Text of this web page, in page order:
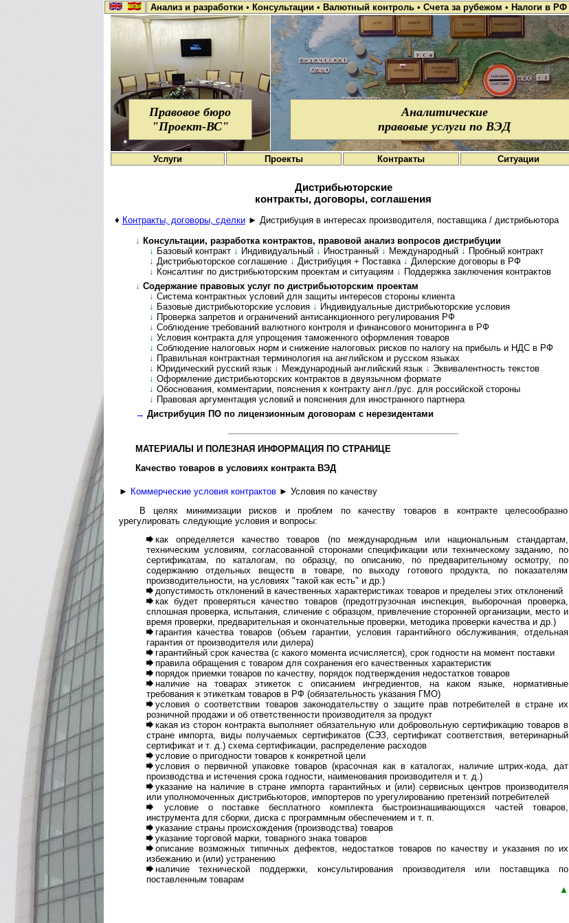
Анализ и разработки • Консультации • Валютный контроль • Счета за рубежом • Налоги в РФ
Правовое бюро
"Проект-ВС"
Аналитические
правовые услуги по ВЭД
Услуги Проекты Контракты Ситуации
Дистрибьюторские
контракты, договоры, соглашения
♦ Контракты, договоры, сделки► Дистрибуция в интересах производителя, поставщика / дистрибьютора
↓ Консультации, разработка контрактов, пра­во­вой ана­лиз воп­ро­сов дист­ри­буции
↓ Базовый контракт ↓ Индивидуальный ↓ Иностранный ↓ Международный ↓ Пробный контракт
↓ Дистрибьюторское соглашение ↓ Дистрибуция + Поставка ↓ Дилерские договоры в РФ
↓ Консалтинг по дистрибьюторским проектам и ситуациям ↓ Поддержка заключения контрактов
↓ Содержание правовых услуг по дис­т­рибь­ю­тор­ским про­ектам
↓ Система контрактных условий для защиты интересов сто­роны кли­ента
↓ Базовые дистрибьюторские условия ↓ Ин­ди­ви­ду­аль­ные дис­т­рибь­ю­тор­ские ус­ло­вия
↓ Проверка запретов и ограничений анти­санк­ци­он­ного регу­ли­ро­ва­ния РФ
↓ Соблюдение требований валютного конт­роля и финан­со­вого мони­то­ри­нга в РФ
↓ Условия контракта для упрощения таможенного оформ­ле­ния това­ров
↓ Соблюдение налоговых норм и снижение налоговых рисков по налогу на при­быль и НДС в РФ
↓ Правильная контрактная терминология на англий­ском и рус­ском язы­ках
↓ Юридический русский язык ↓ Международный английский язык ↓ Эк­ви­ва­лент­ность тек­с­тов
↓ Оформление дистрибьюторских контрактов в дву­языч­ном фор­мате
↓ Обоснования, комментарии, пояснения к контракту англ./рус. для рос­сий­ской сто­роны
↓ Правовая аргументация условий и пояснения для ино­ст­ран­ного парт­нера
→ Дистрибуция ПО по лицензионным договорам с нере­зи­ден­тами
МАТЕРИАЛЫ И ПОЛЕЗНАЯ ИНФОРМАЦИЯ ПО СТРАНИЦЕ
Качество товаров в условиях контракта ВЭД
► Коммерческие условия контрактов► Условия по качеству
В целях минимизации рисков и проблем по качеству товаров в контракте целесообразно
урегулировать следующие условия и вопросы:
как определяется качество товаров (по международным или национальным стандартам,
техническим условиям, согласованной сторонами спецификации или техническому заданию, по
сертификатам, по каталогам, по образцу, по описанию, по предварительному осмотру, по
содержанию отдельных веществ в товаре, по выходу готового продукта, по показателям
производительности, на условиях "такой как есть" и др.)
допустимость отклонений в качественных характеристиках товаров и пределеы этих отклонений
как будет проверяться качество товаров (предотгрузочная инспекция, выборочная проверка,
сплошная проверка, испытания, сличение с образцом, привлечение сторонней организации, место и
время проверки, предварительная и окончательные проверки, методика проверки качества и др.)
гарантия качества товаров (объем гарантии, условия гарантийного обслуживания, отдельная
гарантия от производителя или дилера)
гарантийный срок качества (с какого момента исчисляется), срок годности на момент поставки
правила обращения с товаром для сохранения его качественных характеристик
порядок приемки товаров по качеству, порядок подтверждения недостатков товаров
наличие на товарах этикеток с описанием ингредиентов, на каком языке, нормативные
требования к этикеткам товаров в РФ (обязательность указания ГМО)
условия о соответствии товаров законодательству о защите прав потребителей в стране их
розничной продажи и об ответственности производителя за продукт
какая из сторон контракта выполняет обязательную или добровольную сертификацию товаров в
стране импорта, виды получаемых сертификатов (СЭЗ, сертификат соответствия, ветеринарный
сертификат и т. д.) схема сертификации, распределение расходов
условие о пригодности товаров к конкретной цели
условия о первичной упаковке товаров (красочная как в каталогах, наличие штрих-кода, дат
производства и истечения срока годности, наименования производителя и т. д.)
указание на наличие в стране импорта гарантийных и (или) сервисных центров производителя
или уполномоченных дистрибьюторов, импортеров по урегулированию претензий потребителей
условие о поставке бесплатного комплекта быстроизнашивающихся частей товаров,
инструмента для сборки, диска с программным обеспечением и т. п.
указание страны происхождения (производства) товаров
указание торговой марки, товарного знака товаров
описание возможных типичных дефектов, недостатков товаров по качеству и указания по их
избежанию и (или) устранению
наличие технической поддержки, консультирования производителя или поставщика по
поставленным товарам
▲